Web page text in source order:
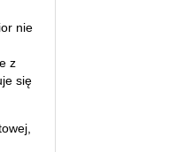
nie
z
się